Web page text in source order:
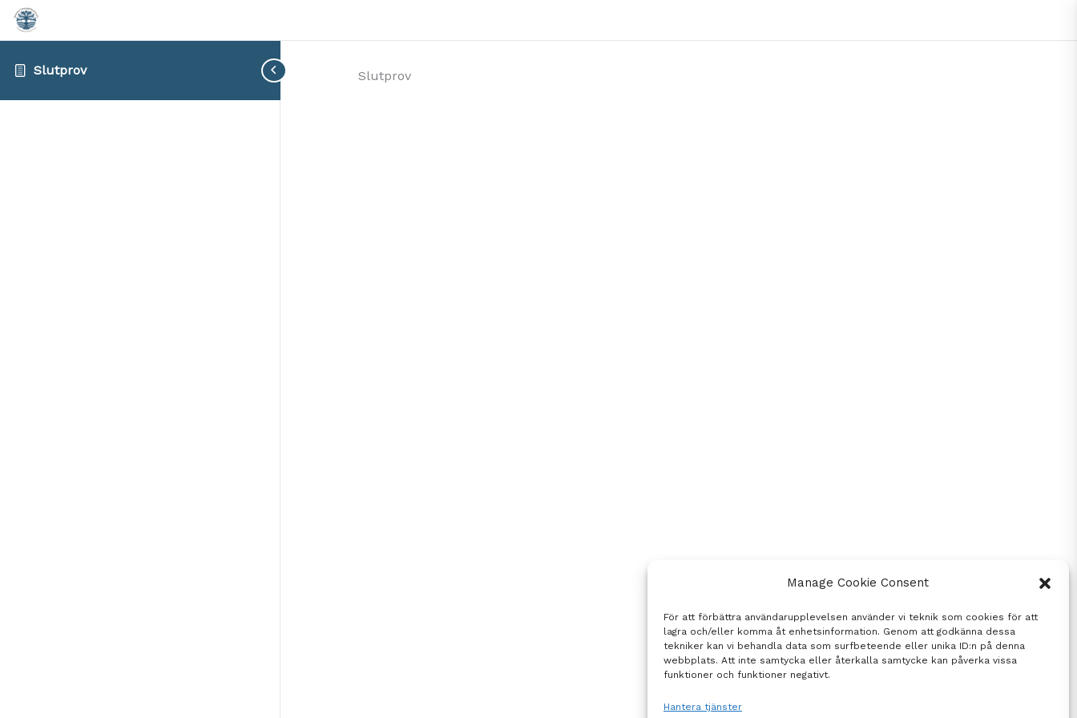
Manage Cookie Consent
För att förbättra användarupplevelsen använder vi teknik som cookies för att
lagra och/eller komma åt enhetsinformation. Genom att godkänna dessa
tekniker kan vi behandla data som surfbeteende eller unika ID:n på denna
webbplats. Att inte samtycka eller återkalla samtycke kan påverka vissa
funktioner och funktioner negativt.
Hantera tjänster
Slutprov Slutprov